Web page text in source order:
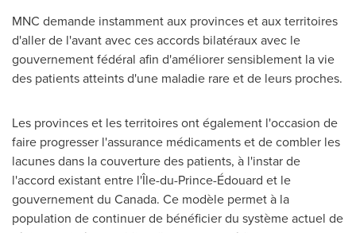
MNC demande instamment aux provinces et aux territoires
d'aller de l'avant avec ces accords bilatéraux avec le
gouvernement fédéral afin d'améliorer sensiblement la vie
des patients atteints d'une maladie rare et de leurs proches.
Les provinces et les territoires ont également l'occasion de
faire progresser l'assurance médicaments et de combler les
lacunes dans la couverture des patients, à l'instar de
l'accord existant entre l'Île-du-Prince-Édouard et le
gouvernement du Canada. Ce modèle permet à la
population de continuer de bénéficier du système actuel de